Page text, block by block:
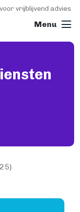
vrijblijvend advies